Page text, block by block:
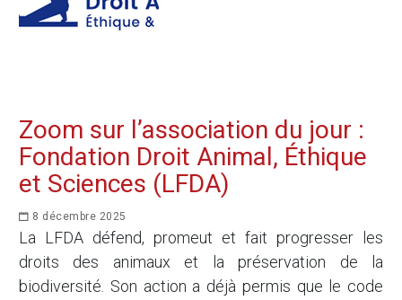
Zoom sur l’association du jour :
Fondation Droit Animal, Éthique
et Sciences (LFDA)
8 décembre 2025
La LFDA défend, promeut et fait progresser les
droits des animaux et la préservation de la
biodiversité. Son action a déjà permis que le code